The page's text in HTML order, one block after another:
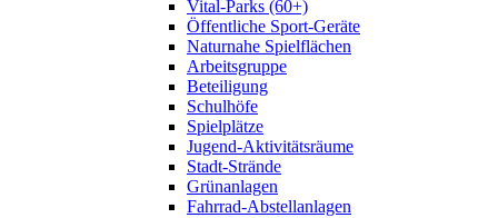
Vital-Parks (60+)
Öffentliche Sport-Geräte
Naturnahe Spielflächen
Arbeitsgruppe
Beteiligung
Schulhöfe
Spielplätze
Jugend-Aktivitätsräume
Stadt-Strände
Grünanlagen
Fahrrad-Abstellanlagen